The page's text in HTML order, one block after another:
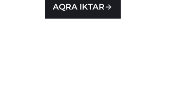
AQRA IKTAR